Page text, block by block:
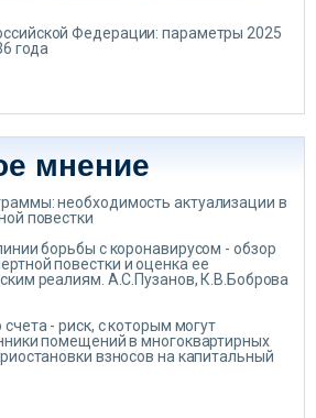
Федерации: параметры 2025
года
мнение
необходимость актуализации в
повестки
борьбы с коронавирусом - обзор
повестки и оценка ее
реалиям. А.С.Пузанов, К.В.Боброва
- риск, с которым могут
помещений в многоквартирных
взносов на капитальный